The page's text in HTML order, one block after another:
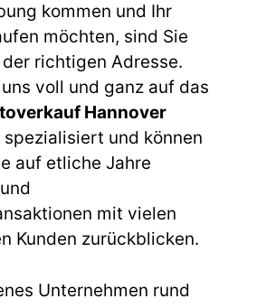
kommen und Ihr
möchten, sind Sie
richtigen Adresse.
voll und ganz auf das
Hannover
spezialisiert und können
auf etliche Jahre
mit vielen
Kunden zurückblicken.
Unternehmen rund